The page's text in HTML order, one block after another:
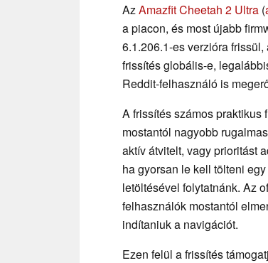
AzAmazfit Cheetah 2 Ultra (
a piacon, és most újabb
6.1.206.1-es verzióra
frissítés globális-e,
Reddit-felhasználó is
A frissítés számos praktikus
mostantól nagyobb
aktív átvitelt, vagy prioritást
ha gyorsan le kell tölteni
letöltésével folytatnánk. Az
felhasználók mostantól
indítaniuk a navigációt.
Ezen felül a frissítés